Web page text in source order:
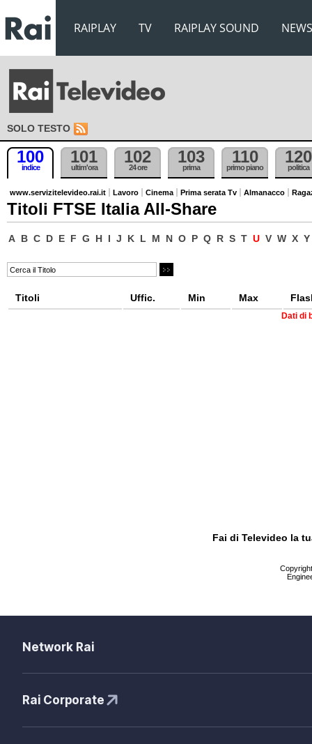
RAIPLAY TV RAIPLAY SOUND NEWS
SOLO TESTO
100
indice
101
ultim'ora
102
24 ore
103
prima
110
primo piano
120
politica
www.servizitelevideo.rai.it Lavoro Cinema Prima serata Tv Almanacco
Titoli FTSE Italia All-Share
A B C D E F G H I J K L M N O P Q R S T U V W X Y
Titoli Uffic. Min Max
Dati di
Fai di Televideo la